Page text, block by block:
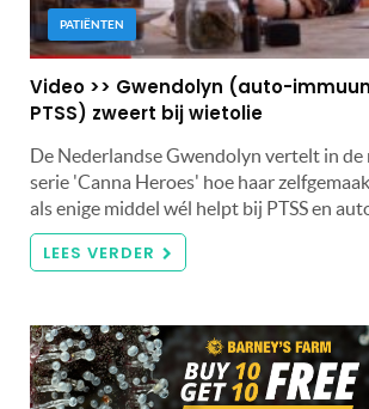
PATIËNTEN
Video >> Gwendolyn (auto-
PTSS) zweert bij wietolie
De Nederlandse Gwendolyn vertelt in de
serie 'Canna Heroes' hoe haar
als enige middel wél helpt bij PTSS en
LEES VERDER